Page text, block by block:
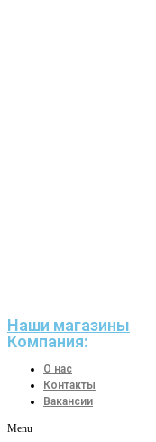
Наши магазины
Компания:
О нас
Контакты
Вакансии
Menu